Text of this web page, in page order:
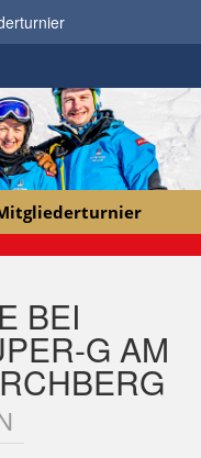
BEI
G AM